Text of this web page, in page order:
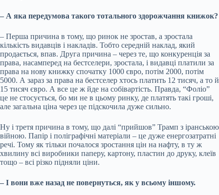
– А яка передумова такого тотального здорожчання книжок?
– Перша причина в тому, що ринок не зростав, а зростала
кількість видавців і накладів. Тобто середній наклад, який
продається, впав. Друга причина – через те, що конкуренція за
права, насамперед на бестселери, зростала, і видавці платили за
права на нову книжку спочатку 1000 євро, потім 2000, потім
5000. А зараз за права на бестселер хтось платить 12 тисяч, а то й
15 тисяч євро. А все це ж йде на собівартість. Правда, “Фоліо”
це не стосується, бо ми не в цьому ринку, де платять такі гроші,
але загальна ціна через це підскочила дуже сильно.
Ну і третя причина в тому, що далі “прийшов” Трамп з іранською
війною. Папір і поліграфічні матеріали – це дуже енергозатратні
речі. Тому як тільки почалося зростання цін на нафту, в ту ж
хвилину всі виробники паперу, картону, пластин до друку, клеїв
тощо – всі різко підняли ціни.
– І вони вже назад не повернуться, як у всьому іншому.